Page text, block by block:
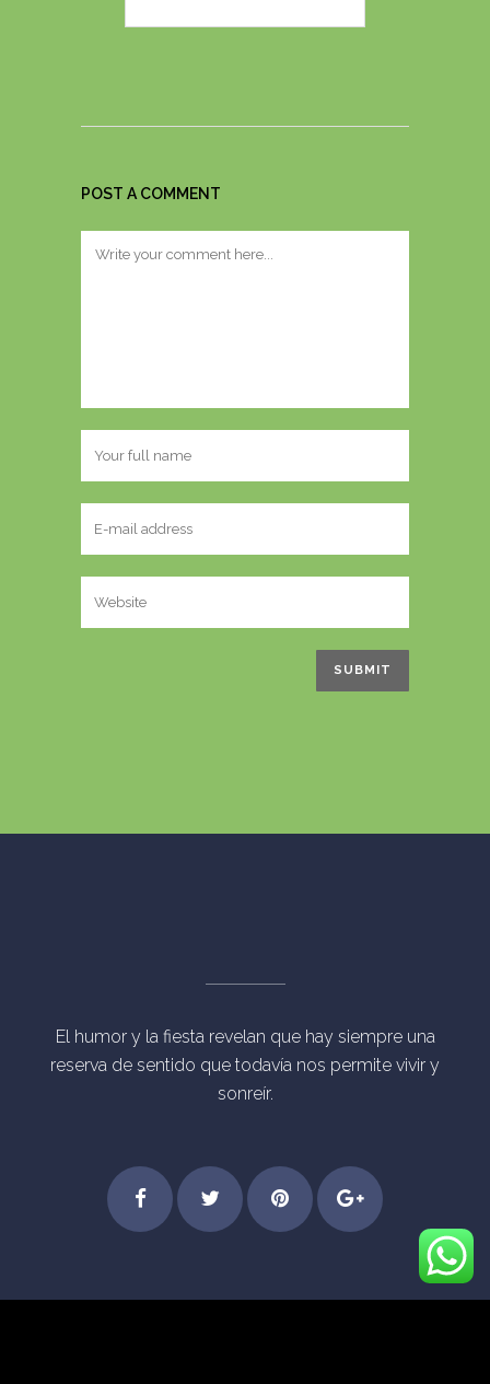
POST A COMMENT
El humor y la fiesta revelan que hay siempre una
reserva de sentido que todavía nos permite vivir y
sonreír.